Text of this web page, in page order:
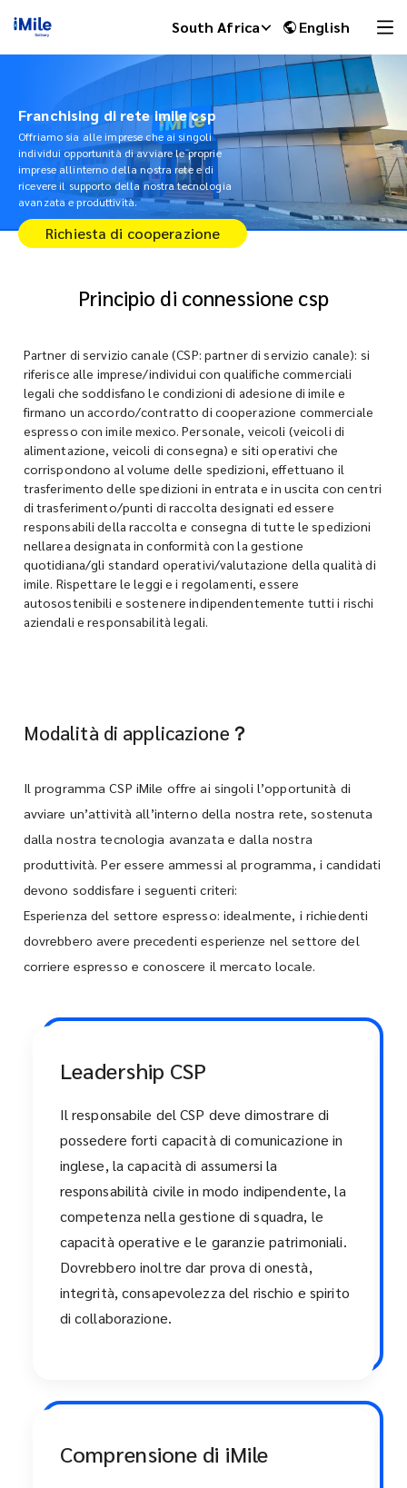
South Africa English
Franchising di rete imile csp
Offriamo sia alle imprese che ai singoli
individui opportunità di avviare le proprie
imprese allinterno della nostra rete e di
ricevere il supporto della nostra tecnologia
avanzata e produttività.
Richiesta di cooperazione
Principio di connessione csp
Partner di servizio canale (CSP: partner di servizio canale): si
riferisce alle imprese/individui con qualifiche commerciali
legali che soddisfano le condizioni di adesione di imile e
firmano un accordo/contratto di cooperazione commerciale
espresso con imile mexico. Personale, veicoli (veicoli di
alimentazione, veicoli di consegna) e siti operativi che
corrispondono al volume delle spedizioni, effettuano il
trasferimento delle spedizioni in entrata e in uscita con centri
di trasferimento/punti di raccolta designati ed essere
responsabili della raccolta e consegna di tutte le spedizioni
nellarea designata in conformità con la gestione
quotidiana/gli standard operativi/valutazione della qualità di
imile. Rispettare le leggi e i regolamenti, essere
autosostenibili e sostenere indipendentemente tutti i rischi
aziendali e responsabilità legali.
Modalità di applicazione？
Il programma CSP iMile offre ai singoli l’opportunità di
avviare un’attività all’interno della nostra rete, sostenuta
dalla nostra tecnologia avanzata e dalla nostra
produttività. Per essere ammessi al programma, i candidati
devono soddisfare i seguenti criteri:
Esperienza del settore espresso: idealmente, i richiedenti
dovrebbero avere precedenti esperienze nel settore del
corriere espresso e conoscere il mercato locale.
Leadership CSP
Il responsabile del CSP deve dimostrare di
possedere forti capacità di comunicazione in
inglese, la capacità di assumersi la
responsabilità civile in modo indipendente, la
competenza nella gestione di squadra, le
capacità operative e le garanzie patrimoniali.
Dovrebbero inoltre dar prova di onestà,
integrità, consapevolezza del rischio e spirito
di collaborazione.
Comprensione di iMile
iMile Chat